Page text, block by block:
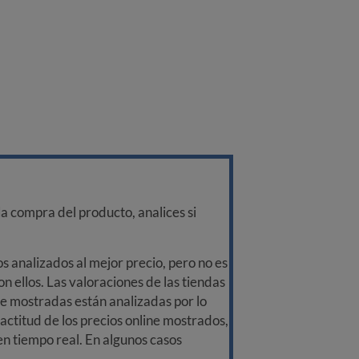
compra del producto, analices si
analizados al mejor precio, pero no es
ellos. Las valoraciones de las tiendas
mostradas están analizadas por lo
de los precios online mostrados,
tiempo real. En algunos casos